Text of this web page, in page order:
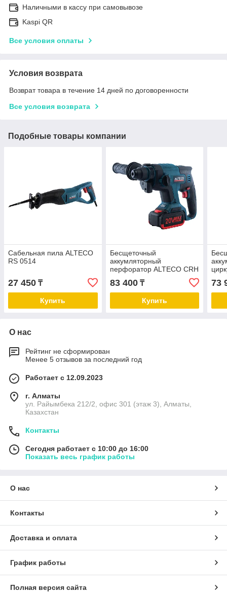
Наличными в кассу при самовывозе
Kaspi QR
Все условия оплаты
Условия возврата
Возврат товара в течение 14 дней по договоренности
Все условия возврата
Подобные товары компании
Сабельная пила ALTECO
RS 0514
27 450 ₸
Купить
Бесщеточный
аккумляторный
перфоратор ALTECO CRH
18-20 LI BL
83 400₸
Купить
73
О нас
Рейтинг не сформирован
Менее 5 отзывов за последний год
Работает с 12.09.2023
г. Алматы
ул. Райымбека 212/2, офис 301 (этаж 3), Алматы,
Казахстан
Контакты
Сегодня работает с 10:00 до 16:00
Показать весь график работы
О нас
Контакты
Доставка и оплата
График работы
Полная версия сайта